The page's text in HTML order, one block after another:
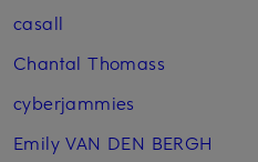
casall
Chantal Thomass
cyberjammies
Emily VAN DEN BERGH